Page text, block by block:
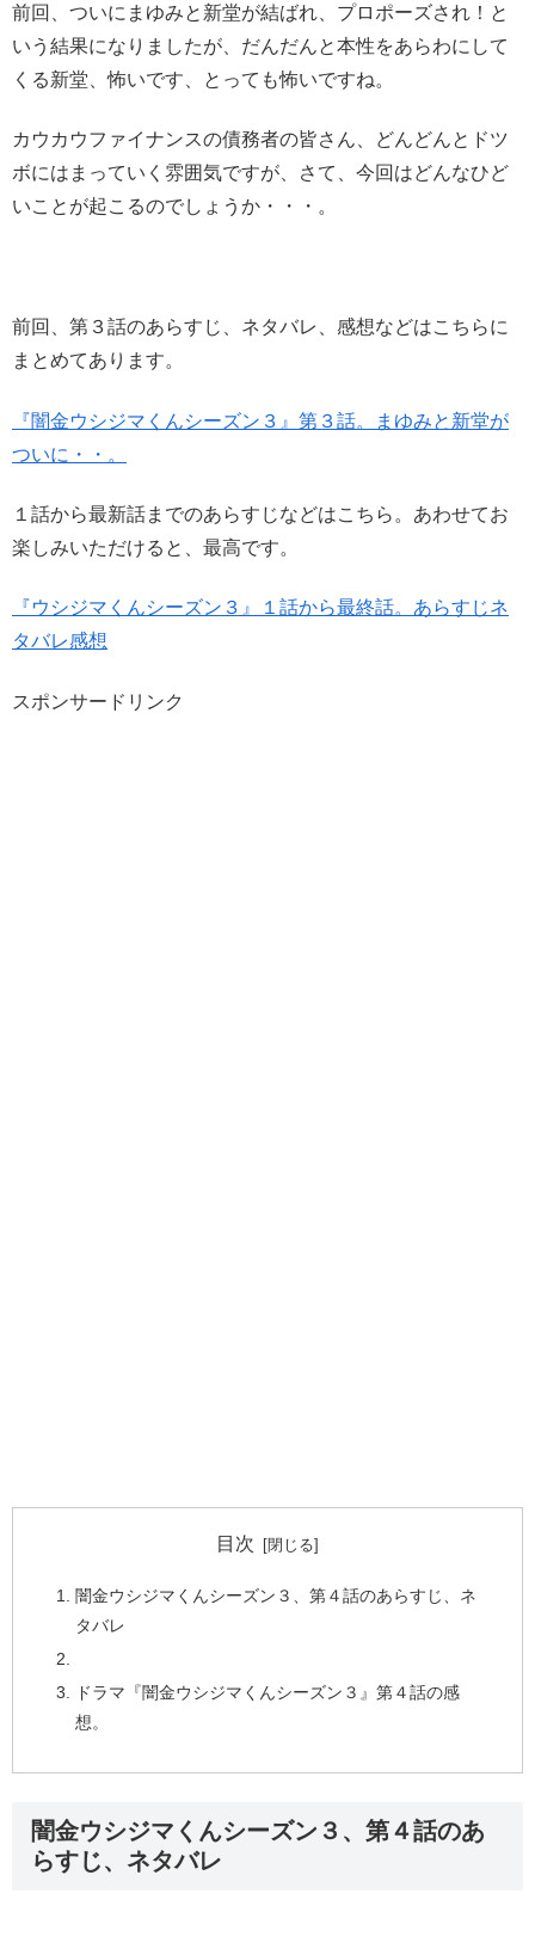
前回、ついにまゆみと新堂が結ばれ、プロポーズされ！と
いう結果になりましたが、だんだんと本性をあらわにして
くる新堂、怖いです、とっても怖いですね。
カウカウファイナンスの債務者の皆さん、どんどんとドツ
ボにはまっていく雰囲気ですが、さて、今回はどんなひど
いことが起こるのでしょうか・・・。
前回、第３話のあらすじ、ネタバレ、感想などはこちらに
まとめてあります。
『闇金ウシジマくんシーズン３』第３話。まゆみと新堂が
ついに・・。
１話から最新話までのあらすじなどはこちら。あわせてお
楽しみいただけると、最高です。
『ウシジマくんシーズン３』１話から最終話。あらすじネ
タバレ感想
スポンサードリンク
目次
闇金ウシジマくんシーズン３、第４話のあらすじ、ネ
タバレ
ドラマ『闇金ウシジマくんシーズン３』第４話の感
想。
闇金ウシジマくんシーズン３、第４話のあ
らすじ、ネタバレ